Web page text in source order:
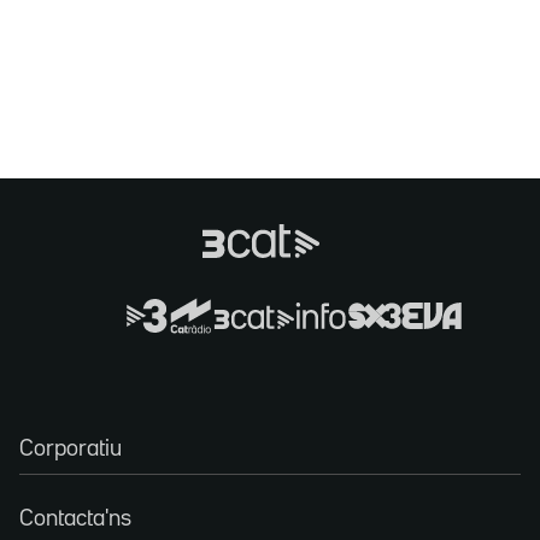
Corporatiu
Contacta'ns